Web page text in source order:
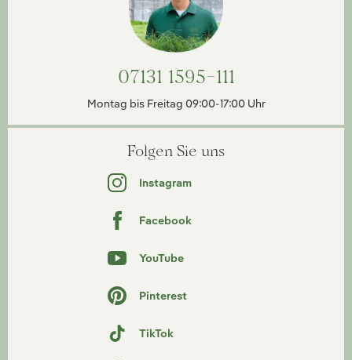
07131 1595-111
Montag bis Freitag 09:00-17:00 Uhr
Folgen Sie uns
Instagram
Facebook
YouTube
Pinterest
TikTok